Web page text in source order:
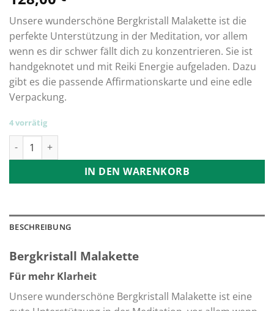
Unsere wunderschöne Bergkristall Malakette ist die
perfekte Unterstützung in der Meditation, vor allem
wenn es dir schwer fällt dich zu konzentrieren. Sie ist
handgeknotet und mit Reiki Energie aufgeladen. Dazu
gibt es die passende Affirmationskarte und eine edle
Verpackung.
4 vorrätig
Bergkristall Malakette für mehr Klarheit Menge
IN DEN WARENKORB
BESCHREIBUNG
Bergkristall Malakette
Für mehr Klarheit
Unsere wunderschöne Bergkristall Malakette ist eine